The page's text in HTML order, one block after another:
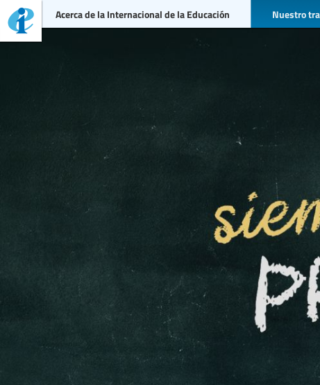
Acerca de la Internacional de la Educación Nuestro